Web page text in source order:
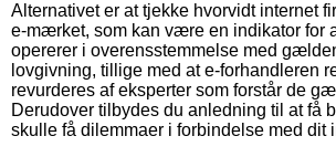
Alternativet er at tjekke hvorvidt internet
e-mærket, som kan være en indikator for
opererer i overensstemmelse med
lovgivning, tillige med at e-forhandleren
revurderes af eksperter som forstår de
Derudover tilbydes du anledning til at få
skulle få dilemmaer i forbindelse med dit